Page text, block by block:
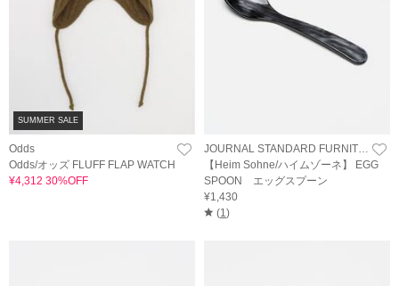
SUMMER SALE
Odds
Odds/オッズ FLUFF FLAP WATCH
¥4,312 30%OFF
JOURNAL STANDARD FURNITURE
【Heim Sohne/ハイムゾーネ】 EGG
SPOON エッグスプーン
¥1,430
(1)